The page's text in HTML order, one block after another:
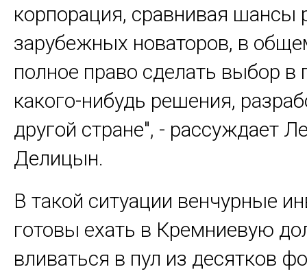
корпорация, сравнивая шансы
зарубежных новаторов, в
полное право сделать выбор в
какого-нибудь решения,
другой стране", - рассуждает
Делицын.
В такой ситуации венчурные
готовы ехать в Кремниевую
вливаться в пул из десятков